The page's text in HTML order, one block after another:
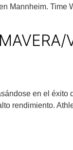
Mannheim. Time
en el éxito
rendimiento.